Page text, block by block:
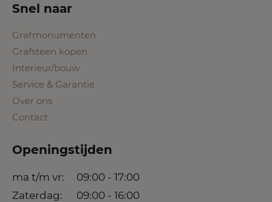
Snel naar
Grafmonumenten
Grafsteen kopen
Interieur/bouw
Service & Garantie
Over ons
Contact
Openingstijden
ma t/m vr:
09:00 - 17:00
Zaterdag:
09:00 - 16:00